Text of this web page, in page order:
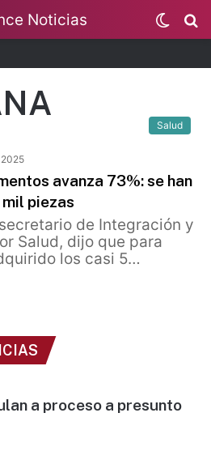
Switch
skin
Salud
avanza 73%: se han
piezas
de Integración y
Salud, dijo que para
los casi 5…
a proceso a presunto